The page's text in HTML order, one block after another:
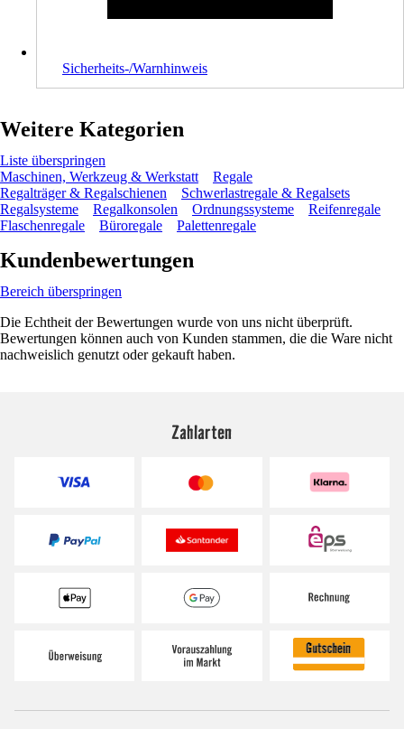
Sicherheits-/Warnhinweis
Weitere Kategorien
Liste überspringen
Maschinen, Werkzeug & Werkstatt
Regale
Regalträger & Regalschienen
Schwerlastregale & Regalsets
Regalsysteme
Regalkonsolen Ordnungssysteme
Reifenregale
Flaschenregale
Büroregale Palettenregale
Kundenbewertungen
Bereich überspringen
Die Echtheit der Bewertungen wurde von uns nicht überprüft.
Bewertungen können auch von Kunden stammen, die die Ware nicht
nachweislich genutzt oder gekauft haben.
Zahlarten